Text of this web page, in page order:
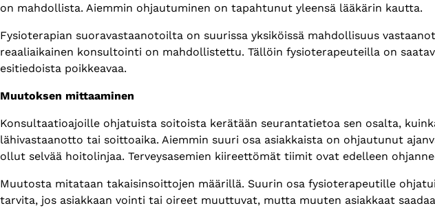
on mahdollista. Aiemmin ohjautuminen on tapahtunut yleensä lääkärin kautta.
Fysioterapian suoravastaanotoilta on suurissa yksiköissä mahdollisuus
reaaliaikainen konsultointi on mahdollistettu. Tällöin fysioterapeuteilla on
esitiedoista poikkeavaa.
Muutoksen mittaaminen
Konsultaatioajoille ohjatuista soitoista kerätään seurantatietoa sen osalta,
lähivastaanotto tai soittoaika. Aiemmin suuri osa asiakkaista on ohjautunut
ollut selvää hoitolinjaa. Terveysasemien kiireettömät tiimit ovat edelleen
Muutosta mitataan takaisinsoittojen määrillä. Suurin osa fysioterapeutille
tarvita, jos asiakkaan vointi tai oireet muuttuvat, mutta muuten asiakkaat